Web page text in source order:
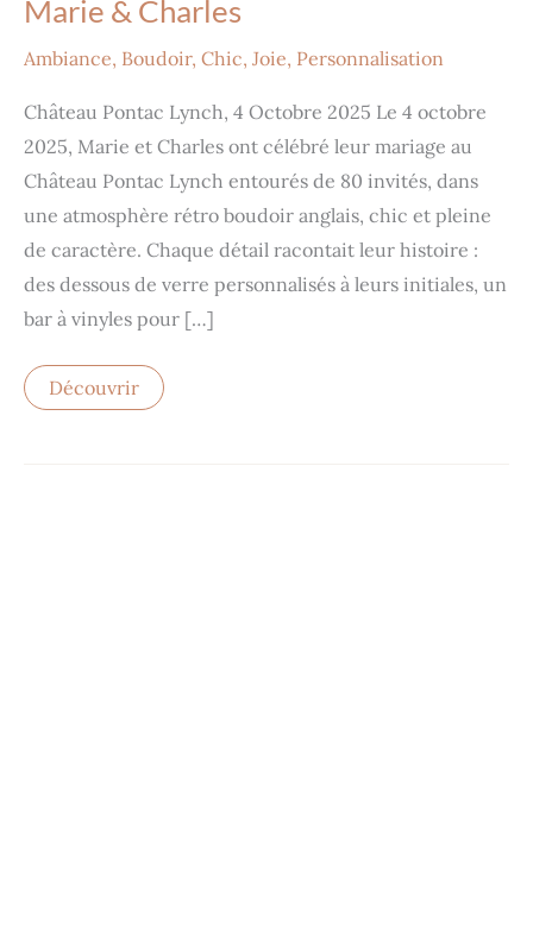
Marie & Charles
Ambiance, Boudoir, Chic, Joie, Personnalisation
Château Pontac Lynch, 4 Octobre 2025 Le 4 octobre
2025, Marie et Charles ont célébré leur mariage au
Château Pontac Lynch entourés de 80 invités, dans
une atmosphère rétro boudoir anglais, chic et pleine
de caractère. Chaque détail racontait leur histoire :
des dessous de verre personnalisés à leurs initiales, un
bar à vinyles pour […]
&
Découvrir